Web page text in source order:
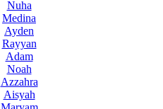
Nuha
Medina
Ayden
Rayyan
Adam
Noah
Azzahra
Aisyah